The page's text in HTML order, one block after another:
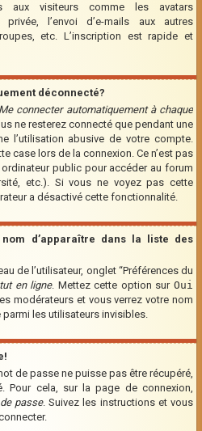
aux visiteurs comme les avatars
l’envoi d’e-mails aux autres
etc. L’inscription est rapide et
déconnecté?
Me connecter automatiquement à chaque
ne resterez connecté que pendant une
l’utilisation abusive de votre compte.
case lors de la connexion. Ce n’est pas
public pour accéder au forum
etc.). Si vous ne voyez pas cette
a désactivé cette fonctionnalité.
d’apparaître dans la liste des
de l’utilisateur, onglet “Préférences du
en ligne. Mettez cette option surOui
modérateurs et vous verrez votre nom
les utilisateurs invisibles.
de passe ne puisse pas être récupéré,
Pour cela, sur la page de connexion,
passe. Suivez les instructions et vous